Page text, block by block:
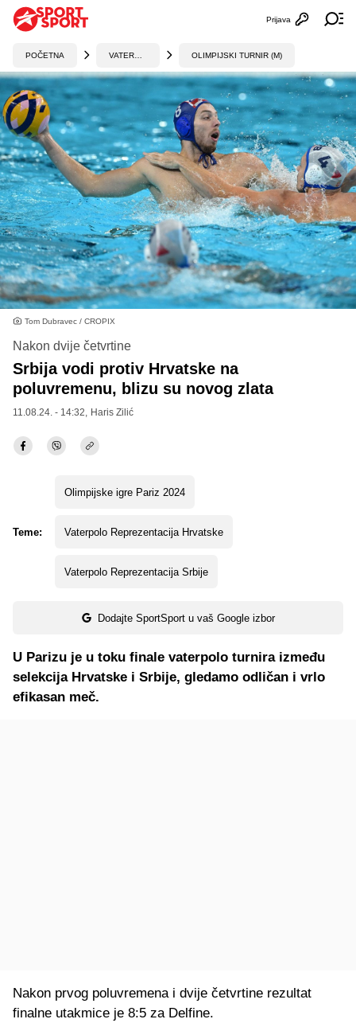
Otvori
Prijava
POČETNA OLIMPIJSKI TURNIR (M)
Tom Dubravec / CROPIX
Nakon dvije četvrtine
Srbija vodi protiv Hrvatske na
poluvremenu, blizu su novog zlata
11.08.24. - 14:32, Haris Zilić
Teme:
Olimpijske igre Pariz 2024
Vaterpolo Reprezentacija Hrvatske
Vaterpolo Reprezentacija Srbije
Dodajte SportSport u vaš Google izbor
U Parizu je u toku finale vaterpolo turnira između
selekcija Hrvatske i Srbije, gledamo odličan i vrlo
efikasan meč.
Nakon prvog poluvremena i dvije četvrtine rezultat
finalne utakmice je 8:5 za Delfine.